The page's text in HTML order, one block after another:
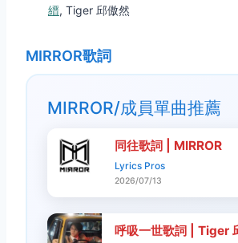
縉, Tiger 邱傲然
MIRROR歌詞
MIRROR/成員單曲推薦
同往歌詞 | MIRROR
Lyrics Pros
2026/07/13
呼吸一世歌詞 | Tiger